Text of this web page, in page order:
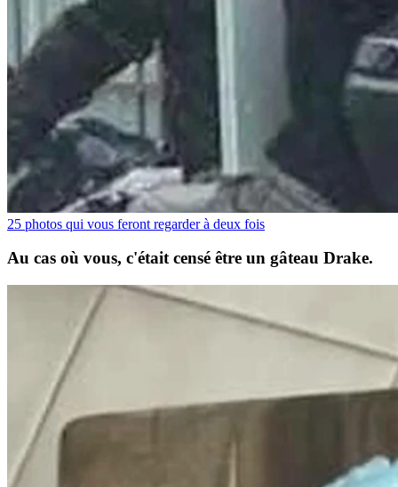
25 photos qui vous feront regarder à deux fois
Au cas où vous, c'était censé être un gâteau Drake.